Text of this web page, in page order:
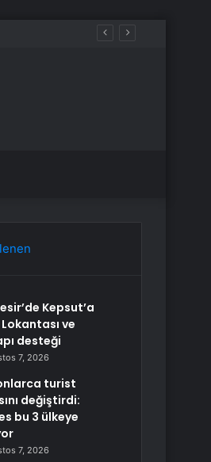
Kepsut’a
ve
desteği
7, 2026
turist
değiştirdi:
bu 3 ülkeye
7, 2026